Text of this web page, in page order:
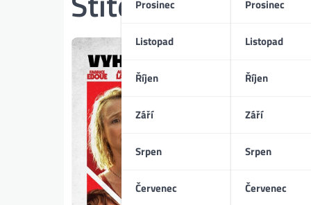
Prosinec
Listopad
Říjen
Září
Srpen
Červenec
Prosinec
Listopad
Říjen
Září
Srpen
Červenec